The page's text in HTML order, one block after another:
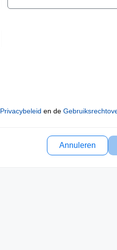
Privacybeleid en de
Annuleren